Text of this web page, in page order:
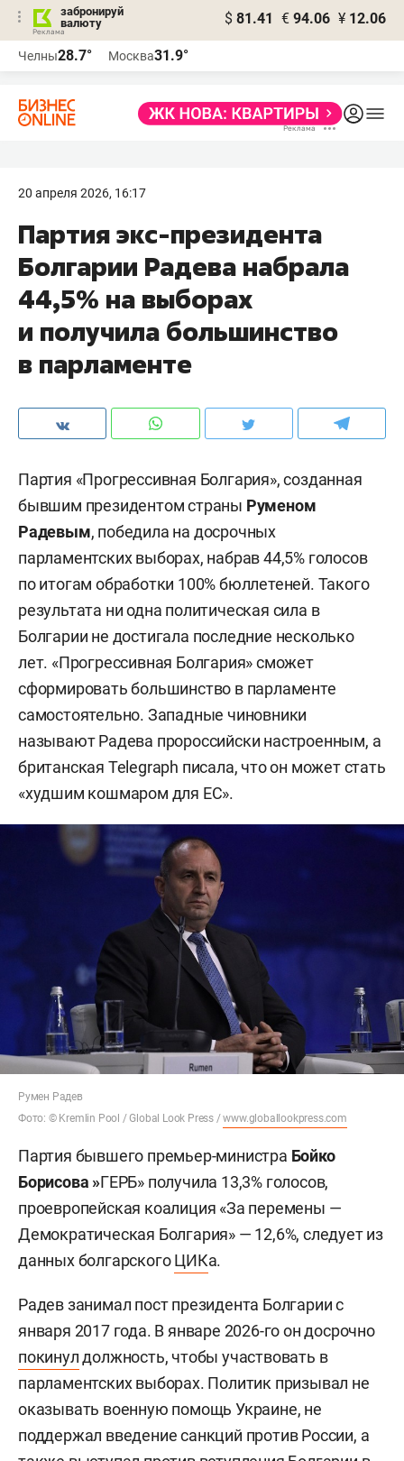
забронируй
валюту
$ 81.41 € 94.06 ¥ 12.06
Челны28.7° Москва31.9°
20 апреля 2026, 16:17
Партия экс-президента
Болгарии Радева набрала
44,5% на выборах
и получила большинство
в парламенте
Партия «Прогрессивная Болгария», созданная
бывшим президентом страны Руменом
Радевым, победила на досрочных
парламентских выборах, набрав 44,5% голосов
по итогам обработки 100% бюллетеней. Такого
результата ни одна политическая сила в
Болгарии не достигала последние несколько
лет. «Прогрессивная Болгария» сможет
сформировать большинство в парламенте
самостоятельно. Западные чиновники
называют Радева пророссийски настроенным, а
британская Telegraph писала, что он может стать
«худшим кошмаром для ЕС».
Румен Радев
Фото: © Kremlin Pool / Global Look Press /www.globallookpress.com
Партия бывшего премьер-министра Бойко
Борисова »ГЕРБ» получила 13,3% голосов,
проевропейская коалиция «За перемены —
Демократическая Болгария» — 12,6%, следует из
данных болгарскогоЦИКа.
Радев занимал пост президента Болгарии с
января 2017 года. В январе 2026-го он досрочно
покинулдолжность, чтобы участвовать в
парламентских выборах. Политик призывал не
оказывать военную помощь Украине, не
поддержал введение санкций против России, а